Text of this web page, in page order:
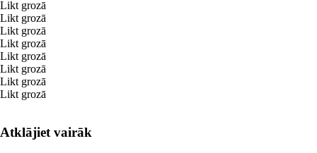
Likt grozā
Likt grozā
Likt grozā
Likt grozā
Likt grozā
Likt grozā
Likt grozā
Likt grozā
Atklājiet vairāk